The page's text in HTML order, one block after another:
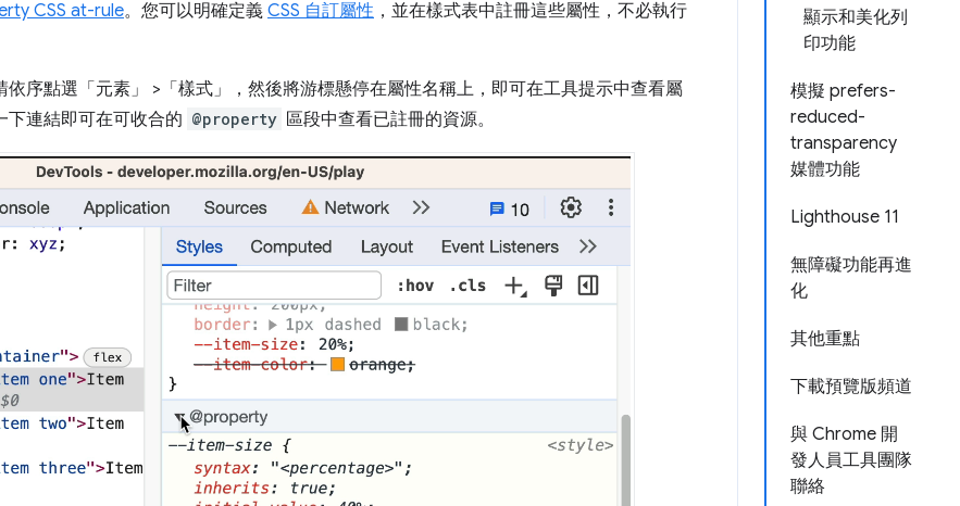
顯示和美化列
印功能
模擬 prefers-
reduced-
transparency
媒體功能
Lighthouse 11
無障礙功能再進
化
其他重點
下載預覽版頻道
與 Chrome 開
發人員工具團隊
聯絡
CSS at-rule。您可以明確定義 CSS 自訂屬性 ，並在樣式表中註冊這些屬性，不必執行
序點選「元素」 >「樣式」
，然後將游標懸停在屬性名稱上，即可在工具提示中查看屬
下連結即可在可收合的 @property 區段中查看已註冊的資源。